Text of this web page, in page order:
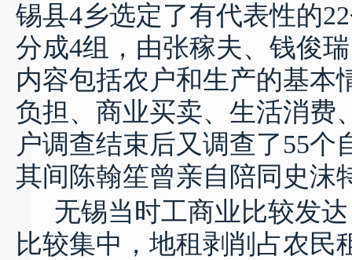
锡县4乡选定了有代表性的22
分成4组，由张稼夫、钱俊
内容包括农户和生产的基本
负担、商业买卖、生活消费
户调查结束后又调查了55个
其间陈翰笙曾亲自陪同史沫
无锡当时工商业比较发
比较集中，地租剥削占农民